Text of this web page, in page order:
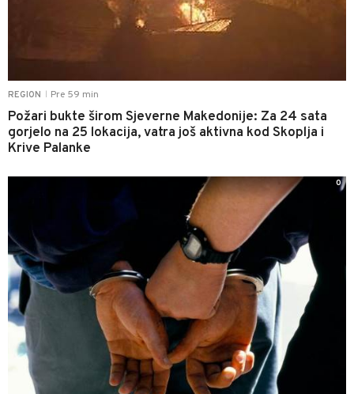
REGION Pre 59 min
Požari bukte širom Sjeverne Makedonije: Za 24 sata
gorjelo na 25 lokacija, vatra još aktivna kod Skoplja i
Krive Palanke
0